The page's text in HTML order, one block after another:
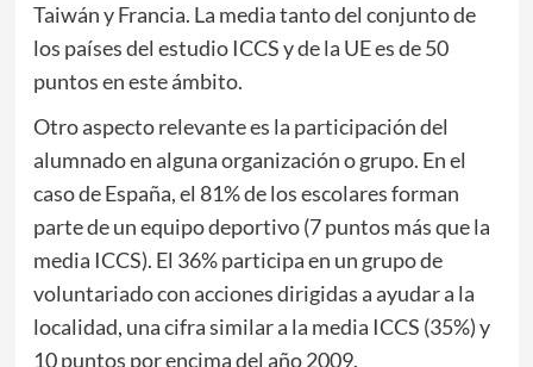
Taiwán y Francia. La media tanto del conjunto de
los países del estudio ICCS y de la UE es de 50
puntos en este ámbito.
Otro aspecto relevante es la participación del
alumnado en alguna organización o grupo. En el
caso de España, el 81% de los escolares forman
parte de un equipo deportivo (7 puntos más que la
media ICCS). El 36% participa en un grupo de
voluntariado con acciones dirigidas a ayudar a la
localidad, una cifra similar a la media ICCS (35%) y
10 puntos por encima del año 2009.